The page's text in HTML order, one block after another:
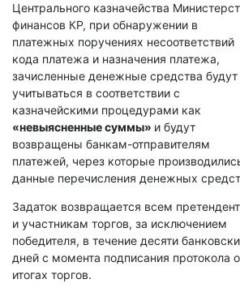
Центрального казначейства
финансов КР, при обнаружении в
платежных поручениях несоответствий
кода платежа и назначения платежа,
зачисленные денежные средства будут
учитываться в соответствии с
казначейскими процедурами как
«невыясненные суммы» и будут
возвращены банкам-отправителям
платежей, через которые
данные перечисления денежных
Задаток возвращается всем
и участникам торгов, за исключением
победителя, в течение десяти
дней с момента подписания протокола
итогах торгов.